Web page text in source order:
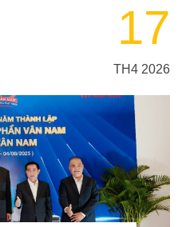
17
TH4 2026